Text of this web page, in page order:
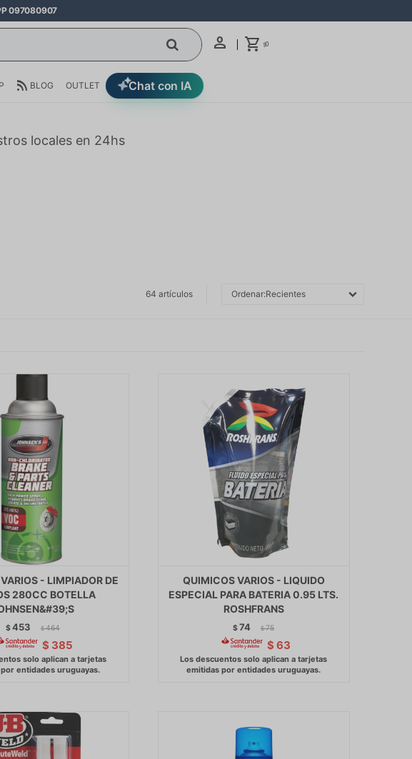
097080907
$0
Chat con IA
BLOG OUTLET
locales en 24hs
64 artículos Recientes
- LIMPIADOR DE
280CC BOTELLA
$453 $ 464
$ 385
QUIMICOS VARIOS - LIQUIDO
ESPECIAL PARA BATERIA 0.95 LTS.
ROSHFRANS
$74 $ 75
$ 63